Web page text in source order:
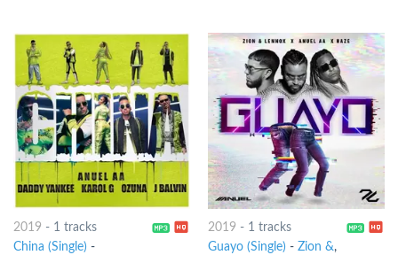
2019 - 1 tracks
China (Single) -
2019 - 1 tracks
Guayo (Single) - Zion &,